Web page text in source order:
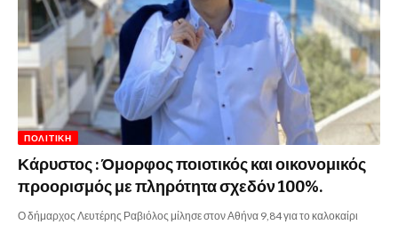
ΠΟΛΙΤΙΚΉ
Κάρυστος : Όμορφος ποιοτικός και οικονομικός
προορισμός με πληρότητα σχεδόν 100%.
Ο δήμαρχος Λευτέρης Ραβιόλος μίλησε στον Αθήνα 9,84 για το καλοκαίρι